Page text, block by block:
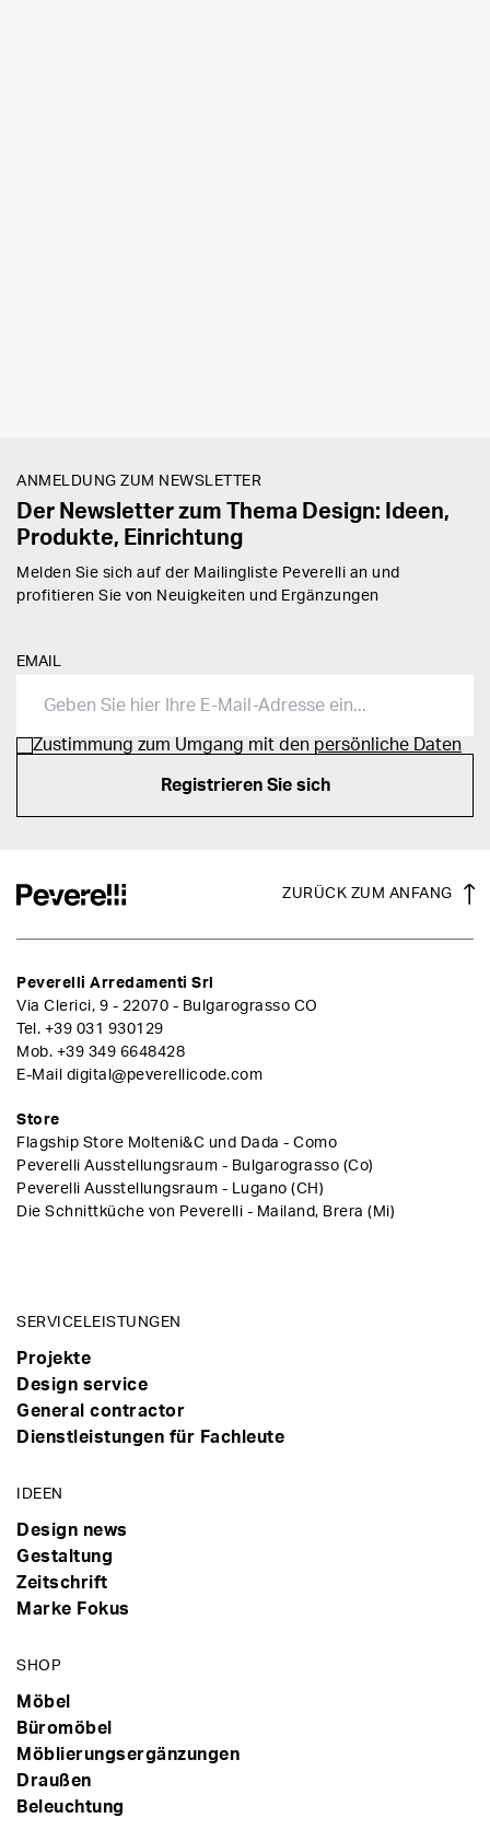
ANMELDUNG ZUM NEWSLETTER
Der Newsletter zum Thema Design: Ideen,
Produkte, Einrichtung
Melden Sie sich auf der Mailingliste Peverelli an und
profitieren Sie von Neuigkeiten und Ergänzungen
EMAIL
Zustimmung zum Umgang mit den persönliche Daten
Registrieren Sie sich
ZURÜCK ZUM ANFANG
Peverelli Arredamenti Srl
Via Clerici, 9 - 22070 - Bulgarograsso CO
Tel. +39 031 930129
Mob. +39 349 6648428
E-Mail digital@peverellicode.com
Store
Flagship Store Molteni&C und Dada - Como
Peverelli Ausstellungsraum - Bulgarograsso (Co)
Peverelli Ausstellungsraum - Lugano (CH)
Die Schnittküche von Peverelli - Mailand, Brera (Mi)
SERVICELEISTUNGEN
Projekte
Design service
General contractor
Dienstleistungen für Fachleute
IDEEN
Design news
Gestaltung
Zeitschrift
Marke Fokus
SHOP
Möbel
Büromöbel
Möblierungsergänzungen
Draußen
Beleuchtung